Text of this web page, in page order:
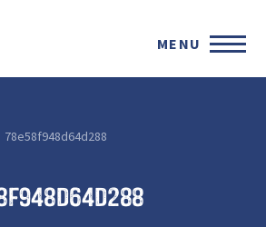
MENU
78e58f948d64d288